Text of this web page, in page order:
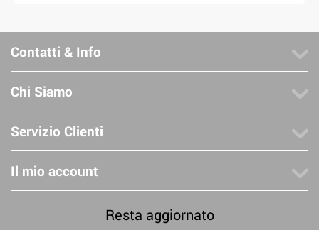
Contatti & Info
Chi Siamo
Servizio Clienti
Il mio account
Resta aggiornato